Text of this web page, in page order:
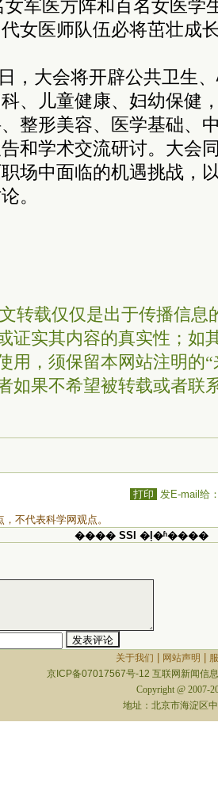
军医方阵和百名女医学
女医师队伍必将茁壮成
，大会将开辟公共卫生
、儿童健康、妇幼保健
整形美容、医学基础、
和学术交流研讨。大会
场中面临的机遇挑战，
。
转载仅仅是出于传播信息
证实其内容的真实性；如
用，须保留本网站注明的
如果不希望被转载或者联
打印 发E-mail给
不代表科学网观点。
���� SSI �ļ�ʱ����
关于我们 | 网站声明 |
京ICP备07017567号-12 互联网新闻信
Copyright @ 2007-
地址：北京市海淀区